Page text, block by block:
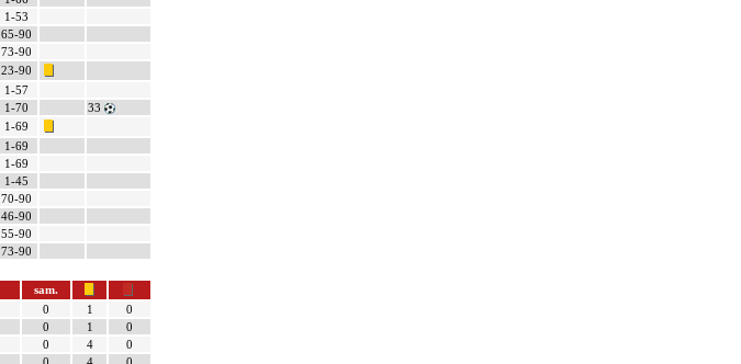
1-53
65-90
73-90
23-90
1-57
1-70
33
1-69
1-69
1-69
1-45
70-90
46-90
55-90
73-90
sam.
0 1
0
0 1
0
0 4
0